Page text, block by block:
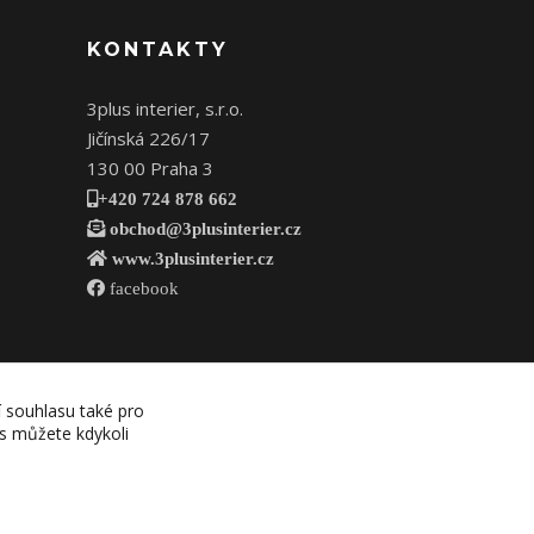
KONTAKTY
3plus interier, s.r.o.
Jičínská 226/17
130 00 Praha 3
+420 724 878 662
obchod@3plusinterier.cz
www.3plusinterier.cz
facebook
také pro
můžete kdykoli